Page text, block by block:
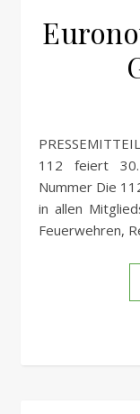
PRESSEMITTEILUNG 10. Februar 2021 Euronotruf
112 feiert
Nummer Die
in allen
Feuerwehren,